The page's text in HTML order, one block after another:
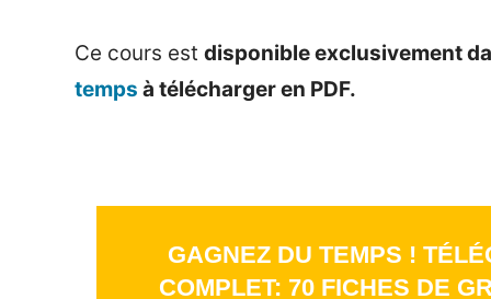
2014
Ce cours est disponible exclusivement
temps à télécharger en PDF.
GAGNEZ DU TEMPS !
COMPLET: 70 FICHES DE